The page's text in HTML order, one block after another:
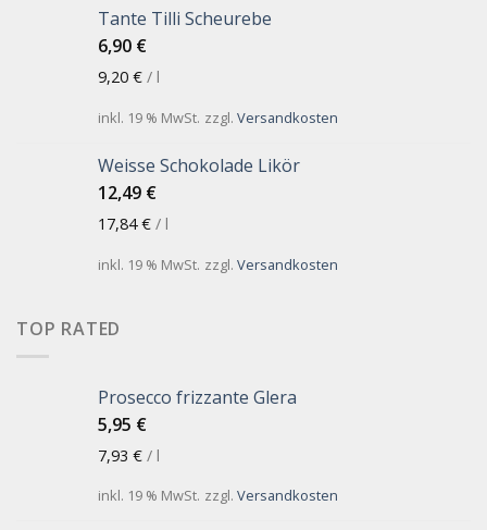
Tante Tilli Scheurebe
6,90 €
9,20 € / l
inkl. 19 % MwSt. zzgl. Versandkosten
Weisse Schokolade Likör
12,49 €
17,84€ / l
inkl. 19 % MwSt. zzgl. Versandkosten
TOP RATED
Prosecco frizzante Glera
5,95 €
7,93 € / l
inkl. 19 % MwSt. zzgl. Versandkosten